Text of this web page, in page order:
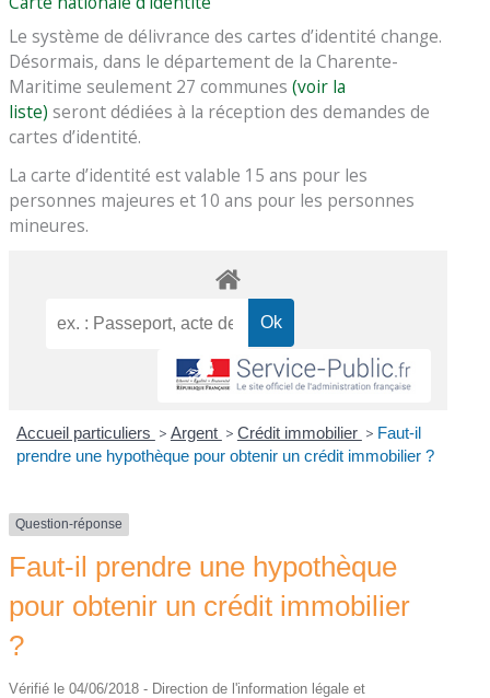
Le système de délivrance des cartes d’identité change.
Désormais, dans le département de la Charente-
Maritime seulement 27 communes(voir la
liste) seront dédiées à la réception des demandes de
cartes d’identité.
La carte d’identité est valable 15 ans pour les
personnes majeures et 10 ans pour les personnes
mineures.
Accueil particuliers > Argent > Crédit immobilier > Faut-il
prendre une hypothèque pour obtenir un crédit immobilier ?
Question-réponse
Faut-il prendre une hypothèque
pour obtenir un crédit immobilier
?
Vérifié le 04/06/2018 - Direction de l'information légale et